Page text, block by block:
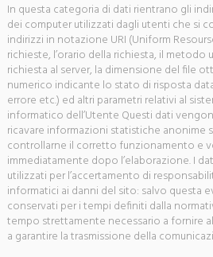
In questa categoria di dati rientrano gli
dei computer utilizzati dagli utenti che si
indirizzi in notazione URI (Uniform
richieste, l’orario della richiesta, il
richiesta al server, la dimensione del file
numerico indicante lo stato di risposta
errore etc.) ed altri parametri relativi al
informatico dell’Utente Questi dati
ricavare informazioni statistiche anonime
controllarne il corretto funzionamento e
immediatamente dopo l’elaborazione. I
utilizzati per l’accertamento di
informatici ai danni del sito: salvo questa
conservati per i tempi definiti dalla
tempo strettamente necessario a fornire
a garantire la trasmissione della